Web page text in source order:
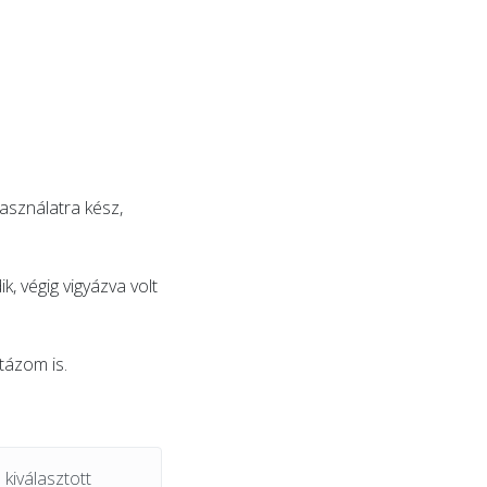
kész,
végig vigyázva volt
is.
kiválasztott